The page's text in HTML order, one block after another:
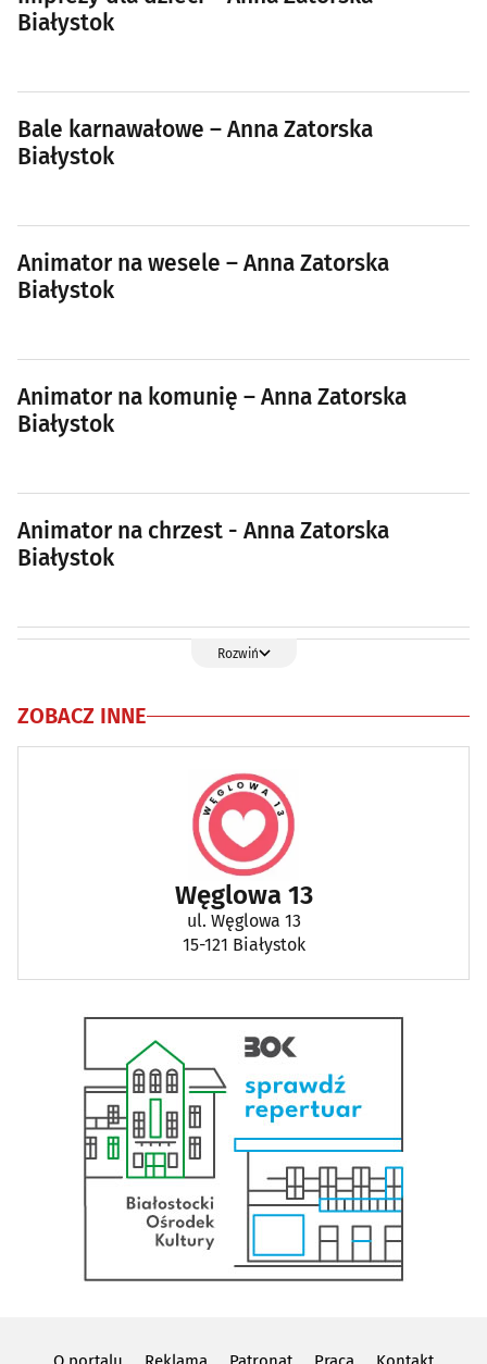
Białystok
Bale karnawałowe – Anna Zatorska
Białystok
Animator na wesele – Anna Zatorska
Białystok
Animator na komunię – Anna Zatorska
Białystok
Animator na chrzest - Anna Zatorska
Białystok
Rozwiń
ZOBACZ INNE
Węglowa 13
ul. Węglowa 13
15-121 Białystok